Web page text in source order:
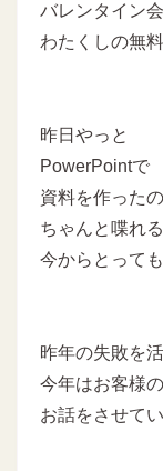
バレンタイン
わたくしの無
昨日やっと
PowerPointで
資料を作った
ちゃんと喋れ
今からとって
昨年の失敗を
今年はお客様
お話をさせて